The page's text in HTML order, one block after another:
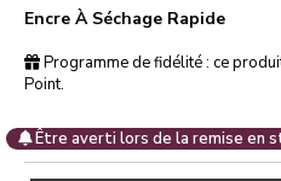
Encre À Séchage Rapide
Programme de fidélité : ce
Point.
Être averti lors de la remise en